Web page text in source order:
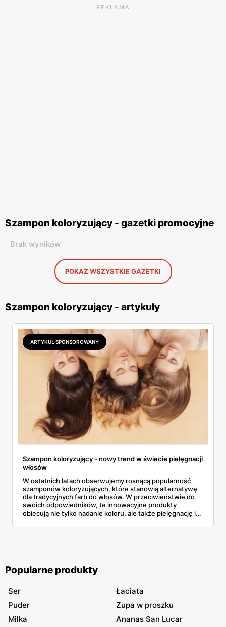
REKLAMA
Szampon koloryzujący - gazetki promocyjne
Brak wyników
POKAŻ WSZYSTKIE GAZETKI
Szampon koloryzujący - artykuły
ARTYKUŁ SPONSOROWANY
Szampon koloryzujący - nowy trend w świecie pielęgnacji
włosów
W ostatnich latach obserwujemy rosnącą popularność
szamponów koloryzujących, które stanowią alternatywę
dla tradycyjnych farb do włosów. W przeciwieństwie do
swoich odpowiedników, te innowacyjne produkty
obiecują nie tylko nadanie koloru, ale także pielęgnację i
rzeczywiście oferują korzyści, które przyciągają coraz
Popularne produkty
Ser
Łaciata
Puder
Zupa w proszku
Milka
Ananas San Lucar